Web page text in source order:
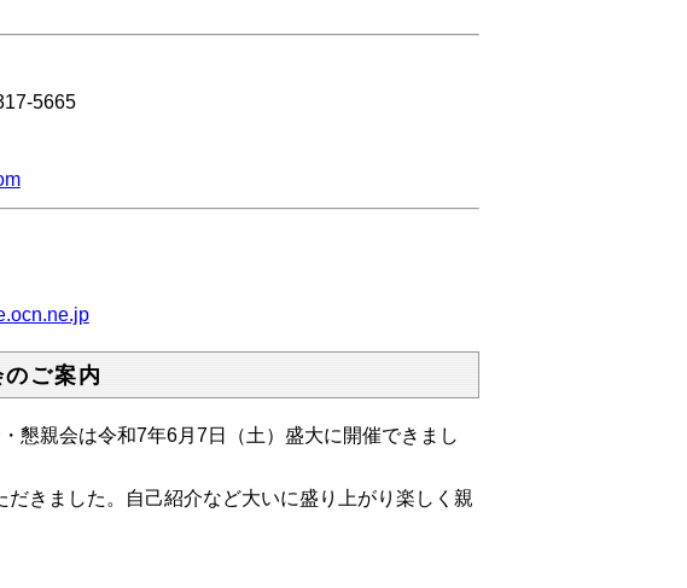
5665
ご案内
親会は令和7年6月7日（土）盛大に開催できまし
きました。自己紹介など大いに盛り上がり楽しく親